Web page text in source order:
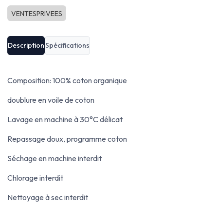
VENTESPRIVEES
DescriptionSpécifications
Composition: 100% coton organique
doublure en voile de coton
Lavage en machine à 30°C délicat
Repassage doux, programme coton
Séchage en machine interdit
Chlorage interdit
Nettoyage à sec interdit